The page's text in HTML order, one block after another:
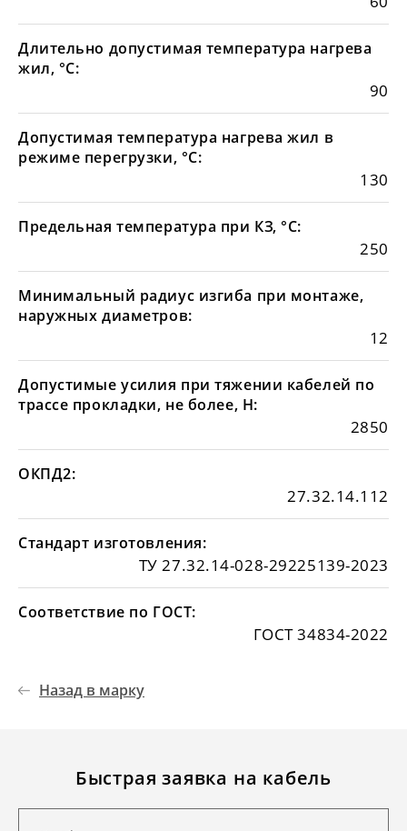
Длительно допустимая температура нагрева
жил, °С:
90
Допустимая температура нагрева жил в
режиме перегрузки, °С:
130
Предельная температура при КЗ, °С:
250
Минимальный радиус изгиба при монтаже,
наружных диаметров:
12
Допустимые усилия при тяжении кабелей по
трассе прокладки, не более, Н:
2850
ОКПД2:
27.32.14.112
Стандарт изготовления:
ТУ 27.32.14-028-29225139-2023
Соответствие по ГОСТ:
ГОСТ 34834-2022
Назад в марку
Быстрая заявка на кабель